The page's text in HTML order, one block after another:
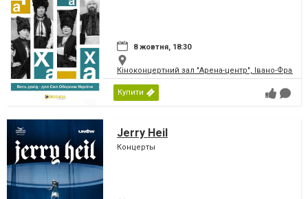
8 жовтня, 18:30
Кіноконцертний зал "Арена-центр", Івано-
Купити
Jerry Heil
Концерты